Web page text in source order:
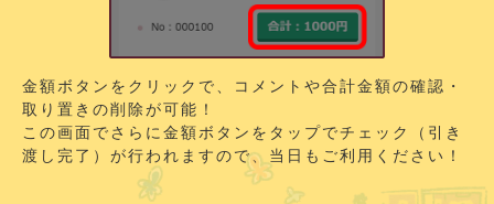
金額ボタンをクリックで、コメントや合計金額の確認・
取り置きの削除が可能！
この画面でさらに金額ボタンをタップでチェック（引き
渡し完了）が行われますので、当日もご利用ください！